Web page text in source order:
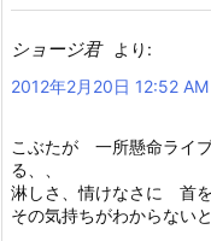
ショージ君
より:
2012年2月20日 12:52 AM
こぶたが 一所懸命ライ
る、、
淋しさ、情けなさに 首
その気持ちがわからない